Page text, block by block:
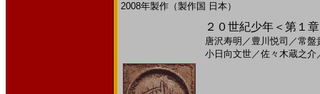
2008年製作（製作国 日本）
２０世紀少年＜第１
唐沢寿明 ／ 豊川悦司 ／常盤
小日向文世／佐々木蔵之介